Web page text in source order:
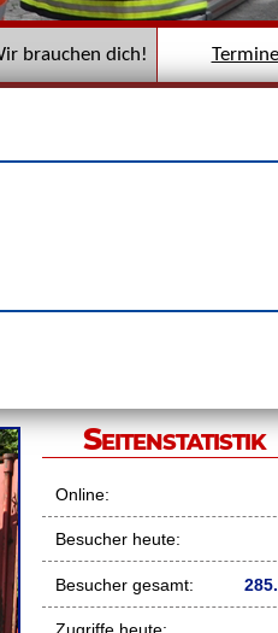
brauchen dich! Termine
Seitenstatistik
Online:
Besucher heute:
Besucher gesamt:
Zugriffe heute: